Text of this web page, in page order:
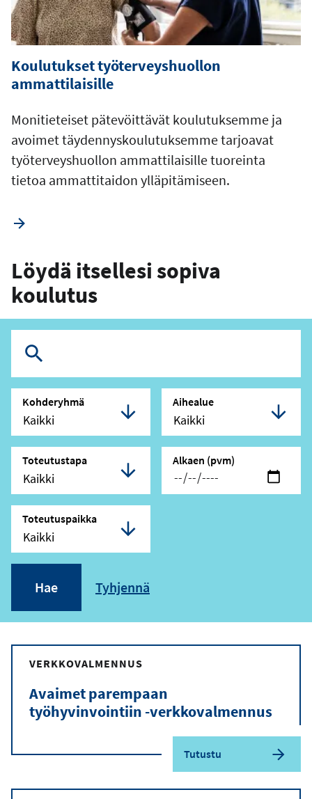
Koulutukset työterveyshuollon
ammattilaisille
Monitieteiset pätevöittävät koulutuksemme ja
avoimet täydennyskoulutuksemme tarjoavat
työterveyshuollon ammattilaisille tuoreinta
tietoa ammattitaidon ylläpitämiseen.
Löydä itsellesi sopiva
koulutus
nimi
Kohderyhmä Aihealue
Toteutustapa Alkaen (pvm)
Toteutuspaikka
VERKKOVALMENNUS
Avaimet parempaan
työhyvinvointiin -verkkovalmennus
Tutustu